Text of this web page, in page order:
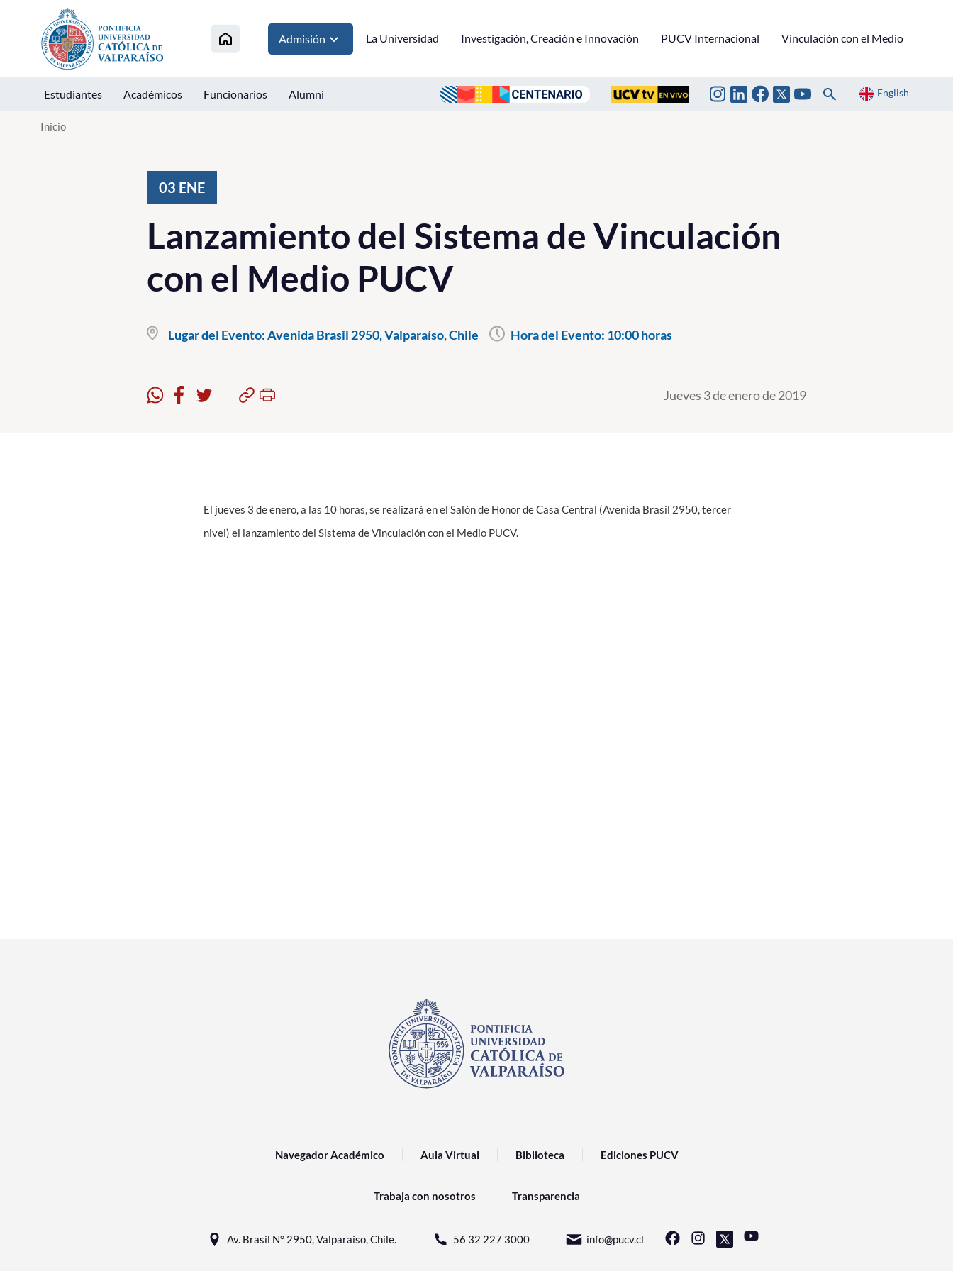
Click acá para ir directamente al contenido
Admisión La Universidad Investigación, Creación e Innovación PUCV Internacional Vinculación con el Medio
Estudiantes Académicos Funcionarios Alumni English
Inicio
03 ENE
Lanzamiento del Sistema de Vinculación
con el Medio PUCV
Lugar del Evento:Avenida Brasil 2950, Valparaíso, Chile Hora del Evento: 10:00 horas
Jueves 3 de enero de 2019
El jueves 3 de enero, a las 10 horas, se realizará en el Salón de Honor de Casa Central (Avenida Brasil 2950, tercer
nivel) el lanzamiento del Sistema de Vinculación con el Medio PUCV.
Navegador Académico Aula Virtual Biblioteca Ediciones PUCV
Trabaja con nosotros Transparencia
Av. Brasil N° 2950, Valparaíso, Chile. 56 32 227 3000 info@pucv.cl